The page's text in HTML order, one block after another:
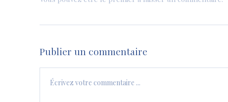
Publier un commentaire